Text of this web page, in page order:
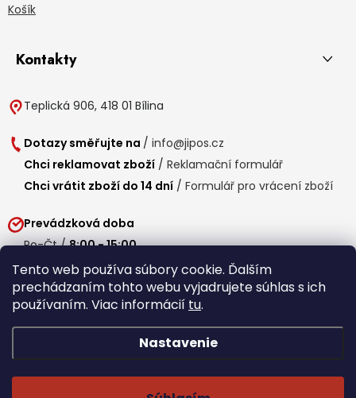
Tento web používa súbory cookie. Ďalším
prechádzaním tohto webu vyjadrujete súhlas s ich
používaním. Viac informácií tu.
Nastavenie
Košík
Kontakty
Teplická 906, 418 01 Bílina
Dotazy směřujte na / info@jipos.cz
Chci reklamovat zboží / Reklamační formulář
Chci vrátit zboží do 14 dní / Formulář pro vrácení zboží
Prevádzková doba
Po-Čt /8:00 - 15:00
Pá / 7:30 - 14:30
Obedňajšia prestávka /11:00 - 11:30
Copyright 2026
cookies